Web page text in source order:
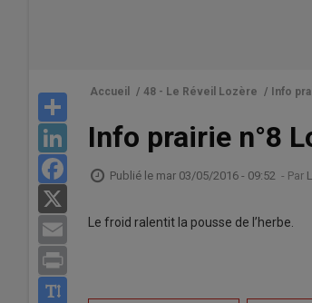
LinkedIn
Facebook
Email
Accueil / 48 - Le Réveil Lozère / Info
Info prairie n°8
Publié le mar 03/05/2016 - 09:52 - Par
Le froid ralentit la pousse de l’herbe.